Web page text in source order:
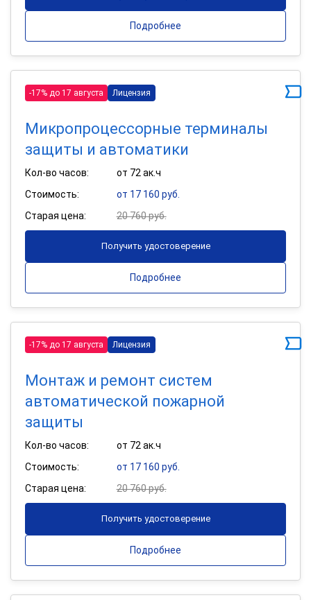
Подробнее
-17% до 17 августа Лицензия
Микропроцессорные терминалы
защиты и автоматики
Кол-во часов:
от 72 ак.ч
Стоимость:
от 17 160 руб.
Старая цена:
20 760 руб.
Получить удостоверение
Подробнее
-17% до 17 августа Лицензия
Монтаж и ремонт систем
автоматической пожарной
защиты
Кол-во часов:
от 72 ак.ч
Стоимость:
от 17 160 руб.
Старая цена:
20 760 руб.
Получить удостоверение
Подробнее